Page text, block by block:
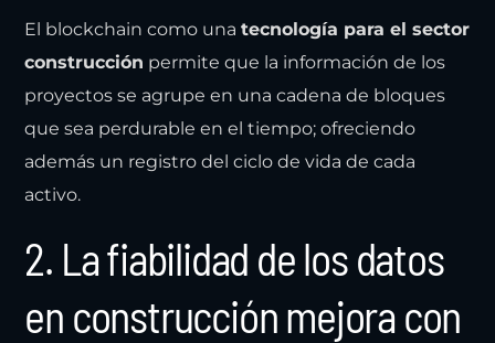
El blockchain como unatecnología para el sector
construcción permite que la información de los
proyectos se agrupe en una cadena de bloques
que sea perdurable en el tiempo; ofreciendo
además un registro del ciclo de vida de cada
activo.
2. La fiabilidad de los datos
en construcción mejora con